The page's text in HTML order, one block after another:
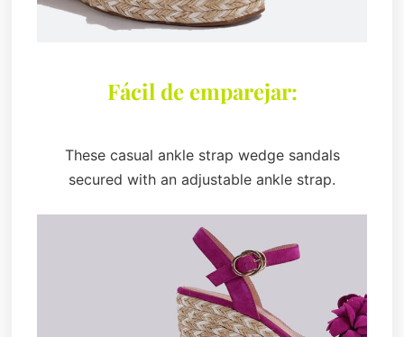
Fácil de emparejar:
These casual ankle strap wedge sandals
secured with an adjustable ankle strap.